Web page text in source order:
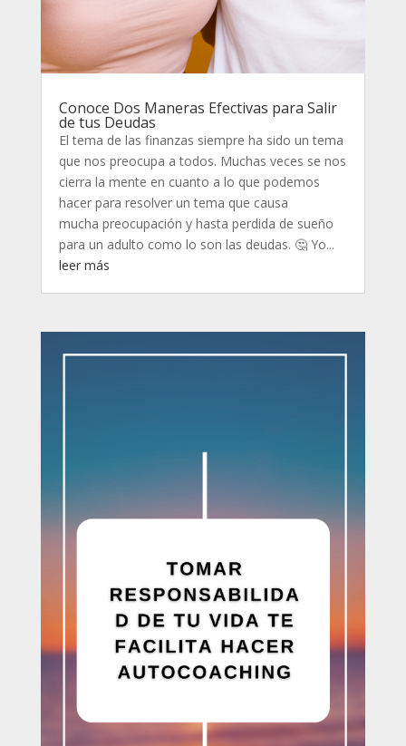
Conoce Dos Maneras Efectivas para Salir
de tus Deudas
El tema de las finanzas siempre ha sido un tema
que nos preocupa a todos. Muchas veces se nos
cierra la mente en cuanto a lo que podemos
hacer para resolver un tema que causa
mucha preocupación y hasta perdida de sueño
para un adulto como lo son las deudas. 🤔 Yo...
leer más